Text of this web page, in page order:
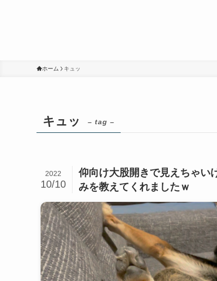
ホーム キュッ
キュッ – tag –
仰向け大股開きで見えちゃい
みを教えてくれましたｗ
2022
10/10